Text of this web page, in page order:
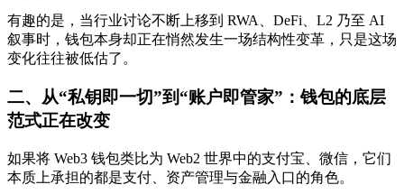
有趣的是，当行业讨论不断上移到 RWA、DeFi、L2 乃至 AI
叙事时，钱包本身却正在悄然发生一场结构性变革，只是这场
变化往往被低估了。
二、从“私钥即一切”到“账户即管家”：钱包的底层
范式正在改变
如果将 Web3 钱包类比为 Web2 世界中的支付宝、微信，它们
本质上承担的都是支付、资产管理与金融入口的角色。